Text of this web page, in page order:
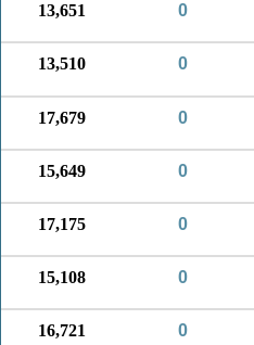
0
13,651
0
13,510
0
17,679
0
15,649
0
17,175
0
15,108
0
16,721